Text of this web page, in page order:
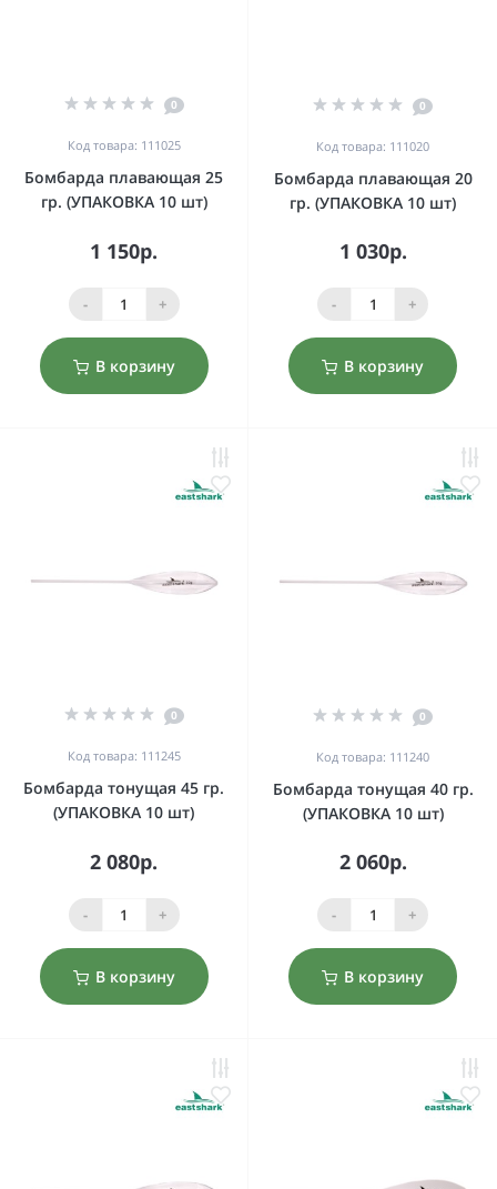
0
Код товара: 111025
Бомбарда плавающая 25
гр. (УПАКОВКА 10 шт)
1 150р.
- +
В корзину
0
Код товара: 111020
Бомбарда плавающая 20
гр. (УПАКОВКА 10 шт)
1 030р.
- +
В корзину
0
Код товара: 111245
Бомбарда тонущая 45 гр.
(УПАКОВКА 10 шт)
2 080р.
- +
В корзину
0
Код товара: 111240
Бомбарда тонущая 40 гр.
(УПАКОВКА 10 шт)
2 060р.
- +
В корзину